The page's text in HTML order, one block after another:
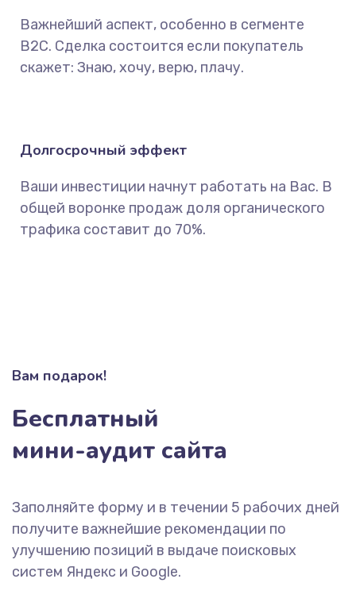
Важнейший аспект, особенно в сегменте
B2C. Сделка состоится если покупатель
скажет: Знаю, хочу, верю, плачу.
Долгосрочный эффект
Ваши инвестиции начнут работать на Вас. В
общей воронке продаж доля органического
трафика составит до 70%.
Вам подарок!
Бесплатный
мини-аудит сайта
Заполняйте форму и в течении 5 рабочих дней
получите важнейшие рекомендации по
улучшению позиций в выдаче поисковых
систем Яндекс и Google.